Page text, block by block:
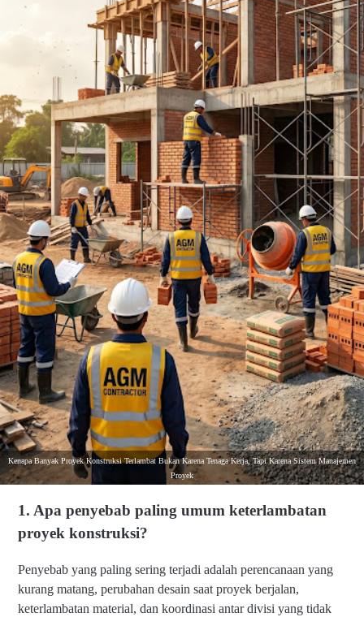
Kenapa Banyak Proyek Konstruksi Terlambat Bukan Karena Tenaga Kerja, Tapi Karena Sistem Manajemen
Proyek
1. Apa penyebab paling umum keterlambatan
proyek konstruksi?
Penyebab yang paling sering terjadi adalah perencanaan yang
kurang matang, perubahan desain saat proyek berjalan,
keterlambatan material, dan koordinasi antar divisi yang tidak